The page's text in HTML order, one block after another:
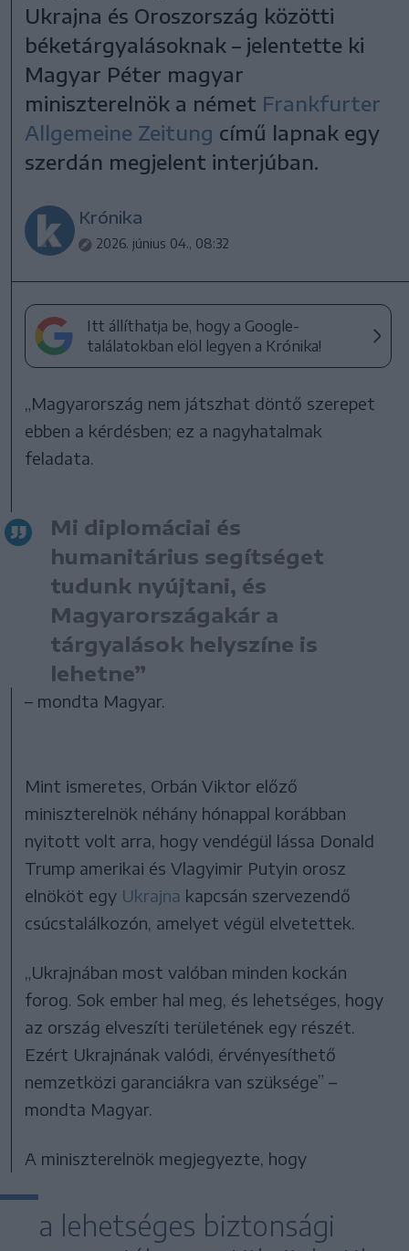
Ukrajna és Oroszország közötti
béketárgyalásoknak – jelentette ki
Magyar Péter magyar
miniszterelnök a német Frankfurter
Allgemeine Zeitung című lapnak egy
szerdán megjelent interjúban.
Krónika
2026. június 04., 08:32
Itt állíthatja be, hogy a Google-
találatokban elöl legyen a Krónika!
„Magyarország nem játszhat döntő szerepet
ebben a kérdésben; ez a nagyhatalmak
feladata.
Mi diplomáciai és
humanitárius segítséget
tudunk nyújtani, és
Magyarországakár a
tárgyalások helyszíne is
lehetne”
– mondta Magyar.
Mint ismeretes, Orbán Viktor előző
miniszterelnök néhány hónappal korábban
nyitott volt arra, hogy vendégül lássa Donald
Trump amerikai és Vlagyimir Putyin orosz
elnököt egy Ukrajna kapcsán szervezendő
csúcstalálkozón, amelyet végül elvetettek.
„Ukrajnában most valóban minden kockán
forog. Sok ember hal meg, és lehetséges, hogy
az ország elveszíti területének egy részét.
Ezért Ukrajnának valódi, érvényesíthető
nemzetközi garanciákra van szüksége” –
mondta Magyar.
A miniszterelnök megjegyezte, hogy
a lehetséges biztonsági